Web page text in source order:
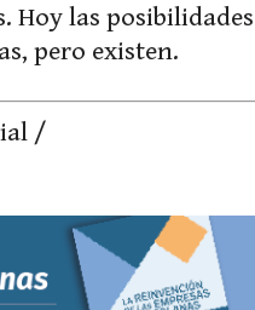
Hoy las posibilidades
pero existen.
/